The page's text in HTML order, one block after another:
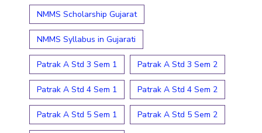
NMMS Scholarship Gujarat
NMMS Syllabus in Gujarati
Patrak A Std 3 Sem 1 Patrak A Std 3 Sem 2
Patrak A Std 4 Sem 1 Patrak A Std 4 Sem 2
Patrak A Std 5 Sem 1 Patrak A Std 5 Sem 2